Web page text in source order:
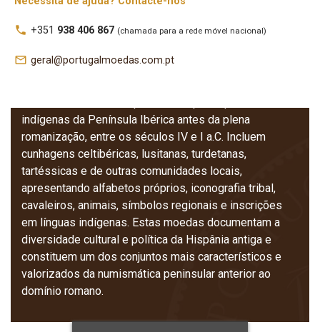
local_phone +351 938 406 867 (chamada para a rede móvel nacional)
mail_outline geral@portugalmoedas.com.pt
Moedas Ibéricas
(Pré‑Romanas)
indígenas da Península Ibérica antes da plena
romanização, entre os séculos IV e I a.C. Incluem
cunhagens celtibéricas, lusitanas, turdetanas,
tartéssicas e de outras comunidades locais,
apresentando alfabetos próprios, iconografia tribal,
cavaleiros, animais, símbolos regionais e inscrições
em línguas indígenas. Estas moedas documentam a
diversidade cultural e política da Hispânia antiga e
constituem um dos conjuntos mais característicos e
valorizados da numismática peninsular anterior ao
domínio romano.